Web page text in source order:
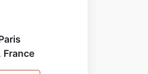
France